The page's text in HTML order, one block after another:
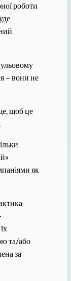
роботи
– вони не
щоб це
як
та/або
за